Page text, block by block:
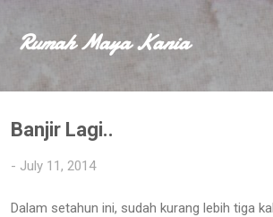
Rumah Maya Kania
Banjir Lagi..
- July 11, 2014
Dalam setahun ini, sudah kurang lebih tiga